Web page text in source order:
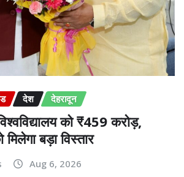
देश देहरादून
को ₹459 करोड़,
बड़ा विस्तार
Aug 6, 2026